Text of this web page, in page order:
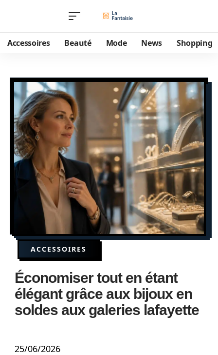
Accessoires Beauté Mode News Shopping
ACCESSOIRES
Économiser tout en étant
élégant grâce aux bijoux en
soldes aux galeries lafayette
25/06/2026